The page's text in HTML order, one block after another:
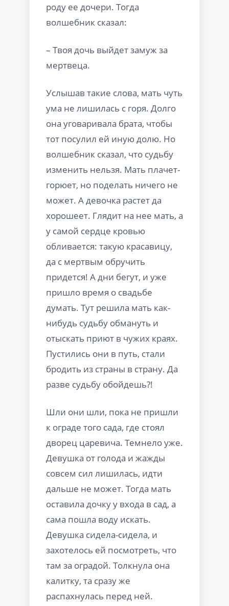
роду ее дочери. Тогда
волшебник сказал:
– Твоя дочь выйдет замуж за
мертвеца.
Услышав такие слова, мать чуть
ума не лишилась с горя. Долго
она уговаривала брата, чтобы
тот посулил ей иную долю. Но
волшебник сказал, что судьбу
изменить нельзя. Мать плачет-
горюет, но поделать ничего не
может. А девочка растет да
хорошеет. Глядит на нее мать, а
у самой сердце кровью
обливается: такую красавицу,
да с мертвым обручить
придется! А дни бегут, и уже
пришло время о свадьбе
думать. Тут решила мать как-
нибудь судьбу обмануть и
отыскать приют в чужих краях.
Пустились они в путь, стали
бродить из страны в страну. Да
разве судьбу обойдешь?!
Шли они шли, пока не пришли
к ограде того сада, где стоял
дворец царевича. Темнело уже.
Девушка от голода и жажды
совсем сил лишилась, идти
дальше не может. Тогда мать
оставила дочку у входа в сад, а
сама пошла воду искать.
Девушка сидела-сидела, и
захотелось ей посмотреть, что
там за оградой. Толкнула она
калитку, та сразу же
распахнулась перед ней.